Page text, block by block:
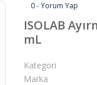
0 - Yorum Yap
ISOLAB
mL
Kategori
Marka